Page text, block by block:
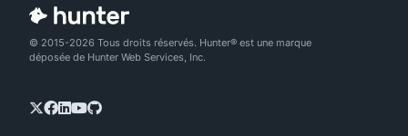
© 2015-2026 Tous droits réservés. Hunter® est une marque
déposée de Hunter Web Services, Inc.